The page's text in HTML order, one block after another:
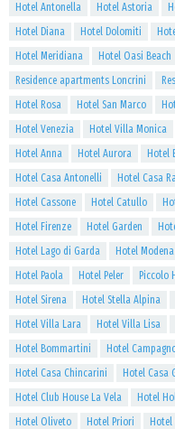
Hotel Antonella
Hotel Astoria
Hotel Diana
Hotel Dolomiti
Hotel Meridiana
Hotel Oasi Beach
Residence apartments Loncrini
Hotel Rosa
Hotel San Marco
Hotel Venezia
Hotel Villa Monica
Hotel Anna
Hotel Aurora Hotel
Hotel Casa Antonelli
Hotel Casa
Hotel Cassone
Hotel Catullo
Hotel Firenze
Hotel Garden
Hotel Lago di Garda
Hotel Modena
Hotel Paola
Hotel Peler Piccolo
Hotel Sirena
Hotel Stella Alpina
Hotel Villa Lara
Hotel Villa Lisa
Hotel Bommartini
Hotel
Hotel Casa Chincarini
Hotel Casa
Hotel Club House La Vela
Hotel
Hotel Oliveto
Hotel Priori Hotel